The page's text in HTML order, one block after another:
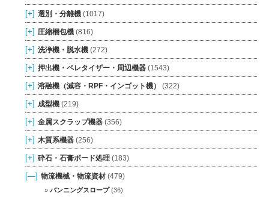
[+] 選別・分離機 (1017)
[+] 圧縮梱包機 (816)
[+] 洗浄機・脱水機 (272)
[+] 押出機・ペレタイザー・周辺機器 (1543)
[+] 溶融機（減容・RPF・インゴット機） (322)
[+] 成型機 (219)
[+] 金属スクラップ機器 (356)
[+] 木質系機器 (256)
[+] 砕石・石膏ボード処理 (183)
[—] 物流機械・物流資材 (479)
バンニングスロープ(36)